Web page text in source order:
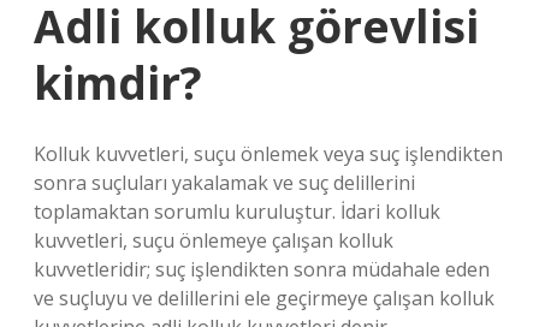
Adli kolluk görevlisi
kimdir?
Kolluk kuvvetleri, suçu önlemek veya suç işlendikten
sonra suçluları yakalamak ve suç delillerini
toplamaktan sorumlu kuruluştur. İdari kolluk
kuvvetleri, suçu önlemeye çalışan kolluk
kuvvetleridir; suç işlendikten sonra müdahale eden
ve suçluyu ve delillerini ele geçirmeye çalışan kolluk